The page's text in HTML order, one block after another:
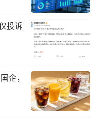
赛场的另一边，
的欧洲杯，大脚开
欧洲杯，是刷新历
投诉
企，